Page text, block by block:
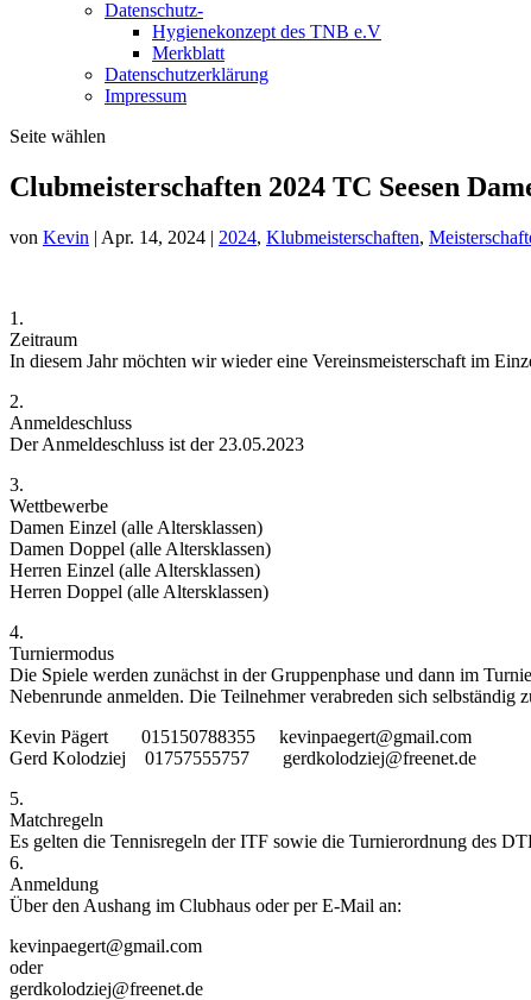
Datenschutz-
Hygienekonzept des TNB e.V
Merkblatt
Datenschutzerklärung
Impressum
Seite wählen
Clubmeisterschaften 2024 TC Seesen
von Kevin | Apr. 14, 2024 | 2024, Klubmeisterschaften,
1.
Zeitraum
In diesem Jahr möchten wir wieder eine Vereinsmeisterschaft im
2.
Anmeldeschluss
Der Anmeldeschluss ist der 23.05.2023
3.
Wettbewerbe
Damen Einzel (alle Altersklassen)
Damen Doppel (alle Altersklassen)
Herren Einzel (alle Altersklassen)
Herren Doppel (alle Altersklassen)
4.
Turniermodus
Die Spiele werden zunächst in der Gruppenphase und dann im
Nebenrunde anmelden. Die Teilnehmer verabreden sich selbständig
Kevin Pägert 015150788355 kevinpaegert@gmail.com
Gerd Kolodziej 01757555757 gerdkolodziej@freenet.de
5.
Matchregeln
Es gelten die Tennisregeln der ITF sowie die Turnierordnung des
6.
Anmeldung
Über den Aushang im Clubhaus oder per E-Mail an:
kevinpaegert@gmail.com
oder
gerdkolodziej@freenet.de